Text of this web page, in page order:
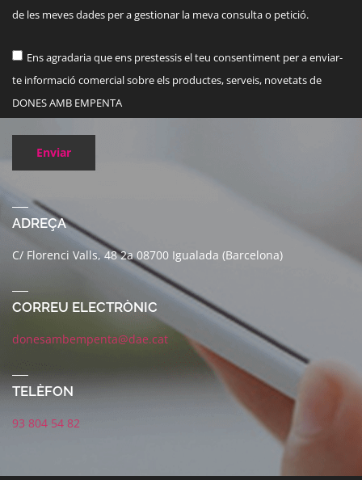
de les meves dades per a gestionar la meva consulta o petició.
Ens agradaria que ens prestessis el teu consentiment per a enviar-
te informació comercial sobre els productes, serveis, novetats de
DONES AMB EMPENTA
Enviar
ADREÇA
C/ Florenci Valls, 48 2a 08700 Igualada (Barcelona)
CORREU ELECTRÒNIC
donesambempenta@dae.cat
TELÈFON
93 804 54 82